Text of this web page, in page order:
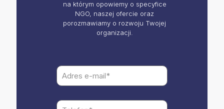
na którym opowiemy o specyfice
NGO, naszej ofercie oraz
porozmawiamy o rozwoju Twojej
organizacji.